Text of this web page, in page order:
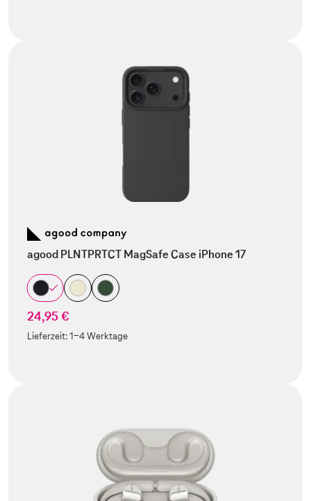
agood PLNTPRTCT MagSafe Case iPhone 17
24,95 €
Lieferzeit:1-4 Werktage